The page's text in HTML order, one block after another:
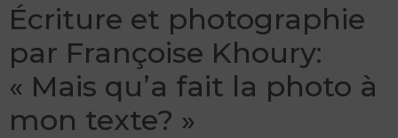
Écriture et photographie
par Françoise Khoury:
« Mais qu’a fait la photo à
mon texte? »